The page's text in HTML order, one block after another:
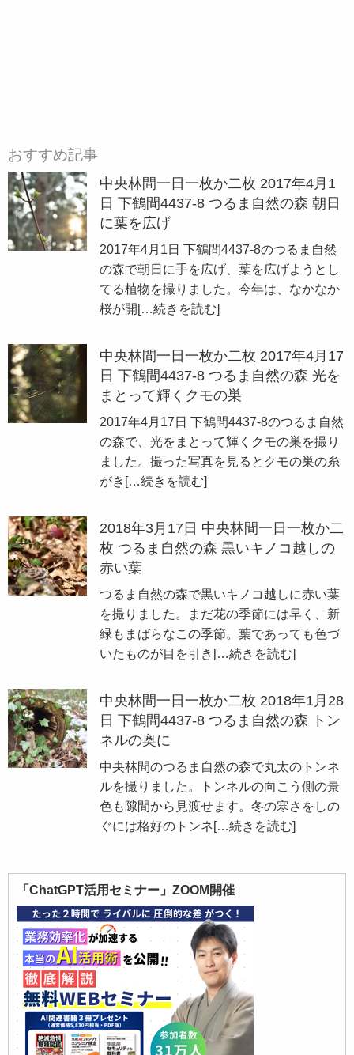
おすすめ記事
中央林間一日一枚か二枚 2017年4月1
日 下鶴間4437-8 つるま自然の森 朝日
に葉を広げ
2017年4月1日 下鶴間4437-8のつるま自然
の森で朝日に手を広げ、葉を広げようとし
てる植物を撮りました。今年は、なかなか
桜が開 […続きを読む]
中央林間一日一枚か二枚 2017年4月17
日 下鶴間4437-8 つるま自然の森 光を
まとって輝くクモの巣
2017年4月17日 下鶴間4437-8のつるま自然
の森で、光をまとって輝くクモの巣を撮り
ました。撮った写真を見るとクモの巣の糸
がき […続きを読む]
2018年3月17日 中央林間一日一枚か二
枚 つるま自然の森 黒いキノコ越しの
赤い葉
つるま自然の森で黒いキノコ越しに赤い葉
を撮りました。まだ花の季節には早く、新
緑もまばらなこの季節。葉であっても色づ
いたものが目を引き […続きを読む]
中央林間一日一枚か二枚 2018年1月28
日 下鶴間4437-8 つるま自然の森 トン
ネルの奥に
中央林間のつるま自然の森で丸太のトンネ
ルを撮りました。トンネルの向こう側の景
色も隙間から見渡せます。冬の寒さをしの
ぐには格好のトンネ[…続きを読む]
「ChatGPT活用セミナー」ZOOM開催